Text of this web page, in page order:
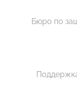
Бюро по